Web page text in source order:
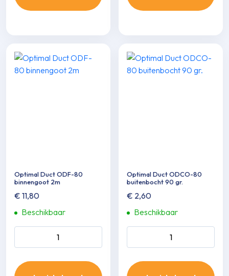
Optimal Duct ODF-80
binnengoot 2m
€ 11,80
Beschikbaar
Optimal Duct ODCO-80
buitenbocht 90 gr.
€ 2,60
Beschikbaar